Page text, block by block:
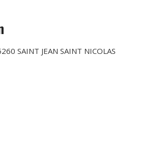
SAINT JEAN SAINT NICOLAS